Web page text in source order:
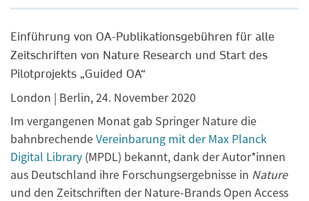
Einführung von OA-Publikationsgebühren für alle
Zeitschriften von Nature Research und Start des
Pilotprojekts „Guided OA“
London | Berlin, 24. November 2020
Im vergangenen Monat gab Springer Nature die
bahnbrechendeVereinbarung mit der Max Planck
Digital Library (MPDL) bekannt, dank der Autor*innen
aus Deutschland ihre Forschungsergebnisse in Nature
und den Zeitschriften der Nature-Brands Open Access